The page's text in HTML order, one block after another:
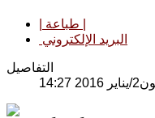
البريد الإلكتروني
التفاصيل